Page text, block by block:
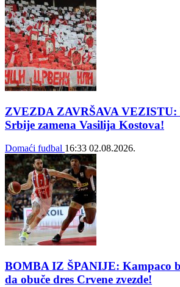
ZVEZDA ZAVRŠAVA VEZISTU:
Srbije zamena Vasilija Kostova!
Domaći fudbal 16:33 02.08.2026.
BOMBA IZ ŠPANIJE: Kampaco
da obuče dres Crvene zvezde!